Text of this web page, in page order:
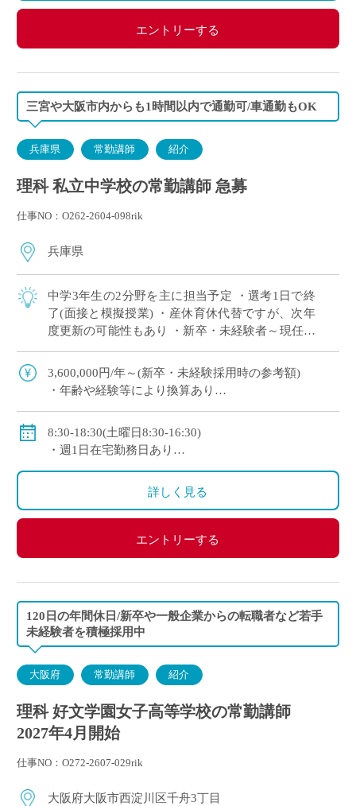
エントリーする
三宮や大阪市内からも1時間以内で通勤可/車通勤もOK
兵庫県 常勤講師 紹介
理科 私立中学校の常勤講師 急募
仕事NO：O262-2604-098rik
兵庫県
中学3年生の2分野を主に担当予定 ・選考1日で終
了(面接と模擬授業) ・産休育休代替ですが、次年
度更新の可能性もあり ・新卒・未経験者～現任者
実 ・全教室に電子黒板、生徒1 […]
3,600,000円/年～(新卒・未経験採用時の参考額)
・年齢や経験等により換算あり
◇保険：私学共済、雇用保険、労災保険
8:30-18:30(土曜日8:30-16:30)
・週1日在宅勤務日あり
◇休日：日曜日、祝日、その他学校の定める休日
詳しく見る
エントリーする
120日の年間休日/新卒や一般企業からの転職者など若手
未経験者を積極採用中
大阪府 常勤講師 紹介
理科 好文学園女子高等学校の常勤講師
2027年4月開始
仕事NO：O272-2607-029rik
大阪府大阪市西淀川区千舟3丁目